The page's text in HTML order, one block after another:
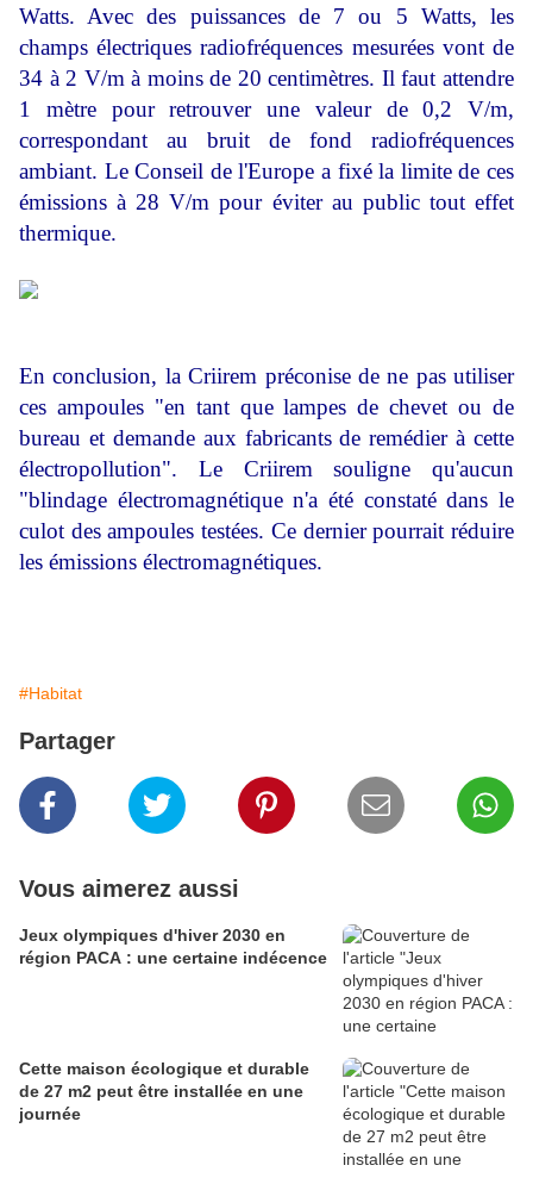
Watts. Avec des puissances de 7 ou 5 Watts, les
champs électriques radiofréquences mesurées vont de
34 à 2 V/m à moins de 20 centimètres. Il faut attendre
1 mètre pour retrouver une valeur de 0,2 V/m,
correspondant au bruit de fond radiofréquences
ambiant. Le Conseil de l'Europe a fixé la limite de ces
émissions à 28 V/m pour éviter au public tout effet
thermique.
En conclusion, la Criirem préconise de ne pas utiliser
ces ampoules "en tant que lampes de chevet ou de
bureau et demande aux fabricants de remédier à cette
électropollution". Le Criirem souligne qu'aucun
"blindage électromagnétique n'a été constaté dans le
culot des ampoules testées. Ce dernier pourrait réduire
les émissions électromagnétiques.
#Habitat
Partager
Vous aimerez aussi
Jeux olympiques d'hiver 2030 en
région PACA : une certaine indécence
Cette maison écologique et durable
de 27 m2 peut être installée en une
journée